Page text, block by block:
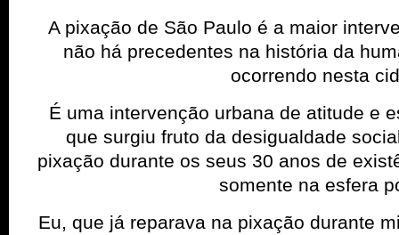
A pixação de São Paulo é a maior
não há precedentes na história da
ocorrendo nesta
É uma intervenção urbana de atitude e
que surgiu fruto da desigualdade
pixação durante os seus 30 anos de
somente na esfera
Eu, que já reparava na pixação durante